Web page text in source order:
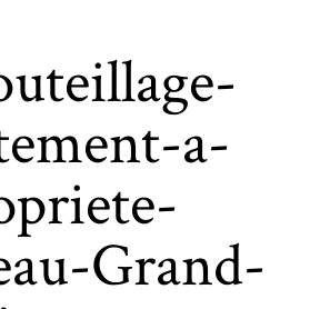
a-
Grand-